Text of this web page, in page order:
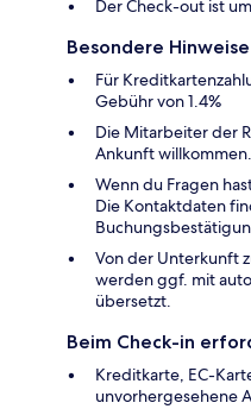
Der Check-out ist
Besondere
Für
Gebühr von 1.4%
Die Mitarbeiter der
Ankunft willkommen.
Wenn du Fragen
Die Kontaktdaten
Von der Unterkunft
werden ggf. mit
übersetzt.
Beim Check-in
Kreditkarte, EC-
unvorhergesehene